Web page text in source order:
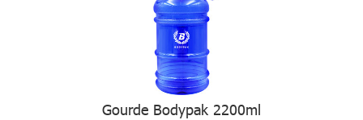
Gourde Bodypak 2200ml